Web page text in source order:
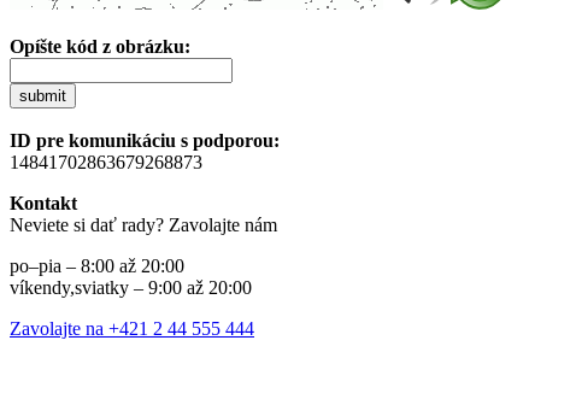
Opíšte kód z obrázku:
submit
ID pre komunikáciu s podporou:
14841702863679268873
Kontakt
Neviete si dať rady? Zavolajte nám
po–pia – 8:00 až 20:00
víkendy,sviatky – 9:00 až 20:00
Zavolajte na +421 2 44 555 444